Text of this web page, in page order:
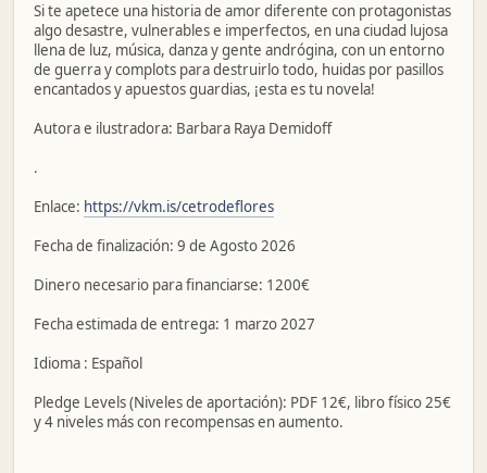
Si te apetece una historia de amor diferente con protagonistas
algo desastre, vulnerables e imperfectos, en una ciudad lujosa
llena de luz, música, danza y gente andrógina, con un entorno
de guerra y complots para destruirlo todo, huidas por pasillos
encantados y apuestos guardias, ¡esta es tu novela!
Autora e ilustradora: Barbara Raya Demidoff
.
Enlace: https://vkm.is/cetrodeflores
Fecha de finalización: 9 de Agosto 2026
Dinero necesario para financiarse: 1200€
Fecha estimada de entrega: 1 marzo 2027
Idioma : Español
Pledge Levels (Niveles de aportación): PDF 12€, libro físico 25€
y 4 niveles más con recompensas en aumento.